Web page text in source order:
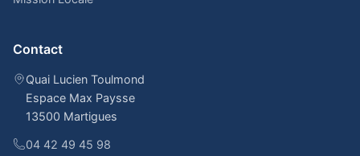
Contact
Quai Lucien Toulmond
Espace Max Paysse
13500 Martigues
04 42 49 45 98